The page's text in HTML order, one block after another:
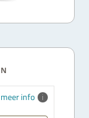
meer info